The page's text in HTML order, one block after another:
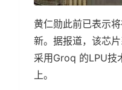
黄仁勋此前已表示
新。据报道，该芯
采用Groq 的LPU技
上。